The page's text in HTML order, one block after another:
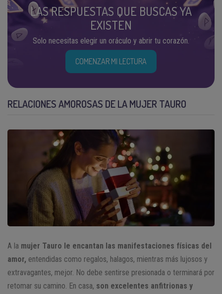
LAS RESPUESTAS QUE BUSCAS YA
EXISTEN
Solo necesitas elegir un oráculo y abrir tu corazón.
COMENZAR MI LECTURA
RELACIONES AMOROSAS DE LA MUJER TAURO
A la mujer Tauro le encantan las manifestaciones físicas del
amor, entendidas como regalos, halagos, mientras más lujosos y
extravagantes, mejor. No debe sentirse presionada o terminará por
retomar su camino. En casa, son excelentes anfitrionas y